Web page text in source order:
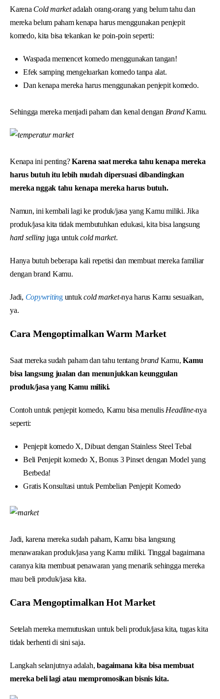
Karena Cold marketadalah orang-orang yang belum tahu dan
mereka belum paham kenapa harus menggunakan penjepit
komedo, kita bisa tekankan ke poin-poin seperti:
Waspada memencet komedo menggunakan tangan!
Efek samping mengeluarkan komedo tanpa alat.
Dan kenapa mereka harus menggunakan penjepit komedo.
Sehingga mereka menjadi paham dan kenal dengan BrandKamu.
Kenapa ini penting?Karena saat mereka tahu kenapa mereka
harus butuh itu lebih mudah dipersuasi dibandingkan
mereka nggak tahu kenapa mereka harus butuh.
Namun, ini kembali lagi ke produk/jasa yang Kamu miliki. Jika
produk/jasa kita tidak membutuhkan edukasi, kita bisa langsung
hard selling juga untukcold market.
Hanya butuh beberapa kali repetisi dan membuat mereka familiar
dengan brand Kamu.
Jadi, Copywritinguntukcold market-nya harus Kamu sesuaikan,
ya.
Cara Mengoptimalkan Warm Market
Saat mereka sudah paham dan tahu tentangbrand Kamu,Kamu
bisa langsung jualan dan menunjukkan keunggulan
produk/jasa yang Kamu miliki.
Contoh untuk penjepit komedo, Kamu bisa menulis Headline-nya
seperti:
Penjepit komedo X, Dibuat dengan Stainless Steel Tebal
Beli Penjepit komedo X, Bonus 3 Pinset dengan Model yang
Berbeda!
Gratis Konsultasi untuk Pembelian Penjepit Komedo
Jadi, karena mereka sudah paham, Kamu bisa langsung
menawarakan produk/jasa yang Kamu miliki. Tinggal bagaimana
caranya kita membuat penawaran yang menarik sehingga mereka
mau beli produk/jasa kita.
Cara Mengoptimalkan Hot Market
Setelah mereka memutuskan untuk beli produk/jasa kita, tugas kita
tidak berhenti di sini saja.
Langkah selanjutnya adalah,bagaimana kita bisa membuat
mereka beli lagi atau mempromosikan bisnis kita.